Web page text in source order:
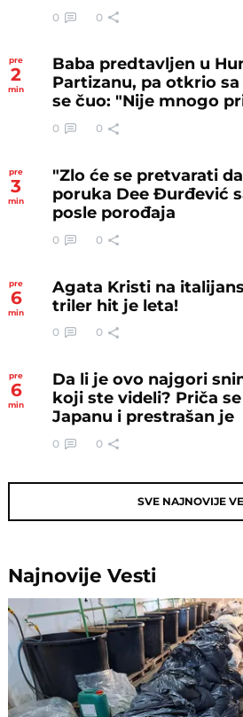
0 0
pre
2
min
Baba predtavljen u
Partizanu, pa otkrio
se čuo: "Nije mnogo
0 0
pre
3
min
"Zlo će se pretvarati
poruka Dee Đurđević
posle porođaja
0 0
pre
6
min
Agata Kristi na
triler hit je leta!
0 0
pre
6
min
Da li je ovo najgori
koji ste videli? Priča
Japanu i prestrašan je
0 0
SVE NAJNOVIJE
NajnovijeVesti